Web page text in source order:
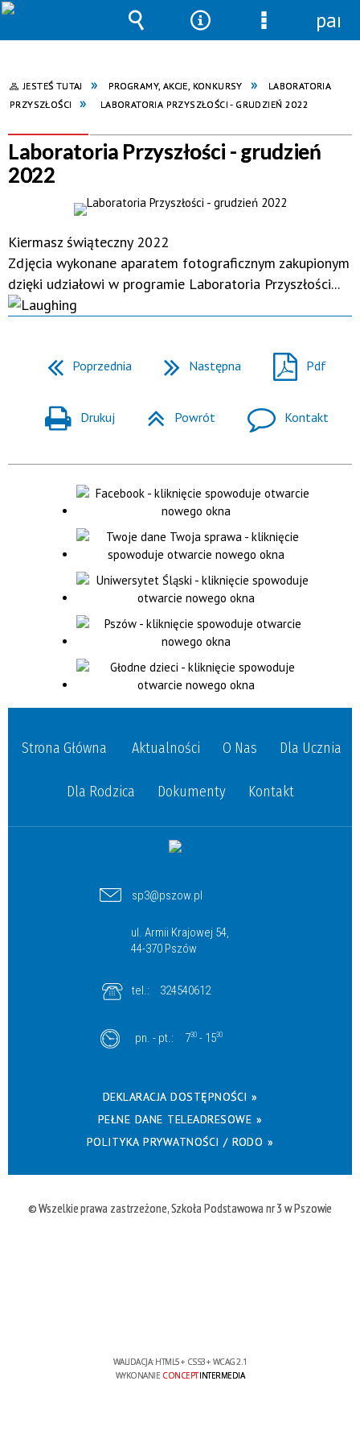
JESTEŚ TUTAJ PROGRAMY, AKCJE, KONKURSY
LABORATORIA
PRZYSZŁOŚCI
LABORATORIA PRZYSZŁOŚCI - GRUDZIEŃ 2022
Laboratoria Przyszłości - grudzień
2022
Kiermasz świąteczny 2022
Zdjęcia wykonane aparatem fotograficznym zakupionym
dzięki udziałowi w programie Laboratoria Przyszłości...
Poprzednia Następna Pdf
Drukuj Powrót Kontakt
Strona Główna Aktualności O Nas Dla Ucznia
Dla Rodzica Dokumenty Kontakt
sp3@pszow.pl
ul. Armii Krajowej 54,
44-370 Pszów
tel.: 324540612
pn. - pt.: 730 - 1530
DEKLARACJA DOSTĘPNOŚCI »
PEŁNE DANE TELEADRESOWE »
POLITYKA PRYWATNOŚCI / RODO »
© Wszelkie prawa zastrzeżone, Szkoła Podstawowa nr 3 w Pszowie
WALIDACJA: HTML5+ CSS3+ WCAG 2.1
WYKONANIE CONCEPTINTERMEDIA
Wyszukiwarka
NarzędziaMenu